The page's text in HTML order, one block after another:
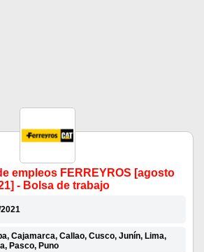
empleos FERREYROS [agosto
- Bolsa de trabajo
Cajamarca, Callao, Cusco, Junín, Lima,
Pasco, Puno